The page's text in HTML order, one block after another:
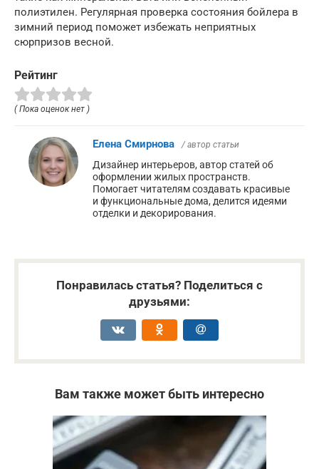
полиэтилен. Регулярная проверка состояния бойлера в
зимний период поможет избежать неприятных
сюрпризов весной.
Рейтинг
( Пока оценок нет )
Елена Смирнова / автор статьи
Дизайнер интерьеров, автор статей об
оформлении жилых пространств.
Помогает читателям создавать красивые
и функциональные дома, делится идеями
отделки и декорирования.
Понравилась статья? Поделиться с
друзьями:
Вам также может быть интересно